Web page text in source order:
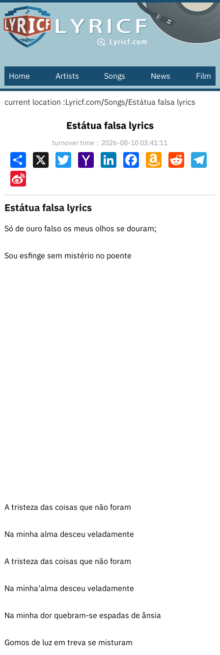
Home Artists Songs News Film
current location :Lyricf.com/Songs/Estátua falsa lyrics
Estátua falsa lyrics
turnover time：2026-08-10 03:41:11
Share X TwitterYahoo
Mail
LinkedInFacebookAmazon
Wish
Reddit
Sina
Weibo
Estátua falsa lyrics
Só de ouro falso os meus olhos se douram;
Sou esfinge sem mistério no poente
A tristeza das coisas que não foram
Na minha alma desceu veladamente
A tristeza das coisas que não foram
Na minha'alma desceu veladamente
Na minha dor quebram-se espadas de ânsia
Gomos de luz em treva se misturam